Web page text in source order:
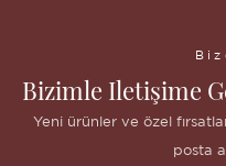
Bizimle Iletişime
Yeni ürünler ve özel
posta